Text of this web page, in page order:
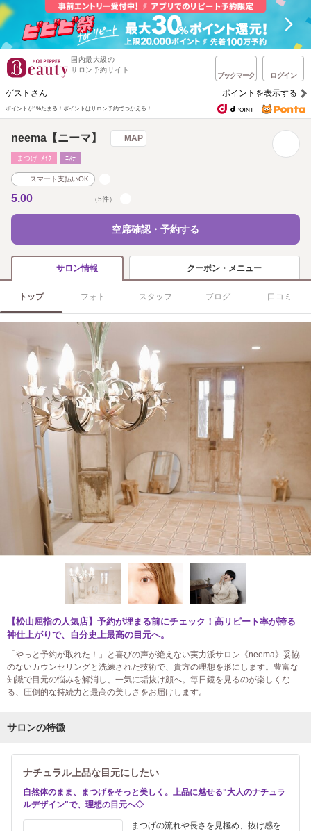
国内最大級の
サロン予約サイト
ブックマーク ログイン
ゲストさん ポイントを表示する
ポイントが1%たまる！ ポイントはサロン予約でつかえる！
neema【ニーマ】 MAP
まつげ･ﾒｲｸ ｴｽﾃ
スマート支払いOK
5.00 （5件）
空席確認・予約する
サロン情報 クーポン・メニュー
トップ フォト スタッフ ブログ 口コミ
【松山屈指の人気店】予約が埋まる前にチェック！高リピート率が誇る
神仕上がりで、自分史上最高の目元へ。
「やっと予約が取れた！」と喜びの声が絶えない実力派サロン《neema》妥協
のないカウンセリングと洗練された技術で、貴方の理想を形にします。豊富な
知識で目元の悩みを解消し、一気に垢抜け顔へ。毎日鏡を見るのが楽しくな
る、圧倒的な持続力と最高の美しさをお届けします。
サロンの特徴
ナチュラル上品な目元にしたい
自然体のまま、まつげをそっと美しく。上品に魅せる"大人のナチュラ
ルデザイン"で、理想の目元へ◇
まつげの流れや長さを見極め、抜け感を